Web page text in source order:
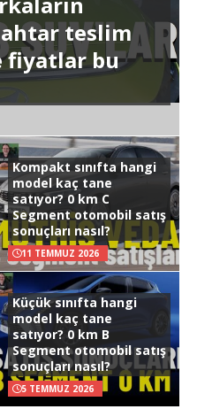
teslim
fiyatlar bu
Kompakt sınıfta hangi
model kaç tane
satıyor? 0 km C
Segment otomobil satış
sonuçları nasıl?
11 TEMMUZ 2026
Küçük sınıfta hangi
model kaç tane
satıyor? 0 km B
Segment otomobil satış
sonuçları nasıl?
5 TEMMUZ 2026